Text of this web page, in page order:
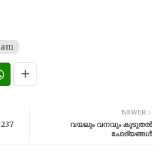
NEWER
വയലും വനവും കൂടുതൽ
ചോദ്യങ്ങൾ